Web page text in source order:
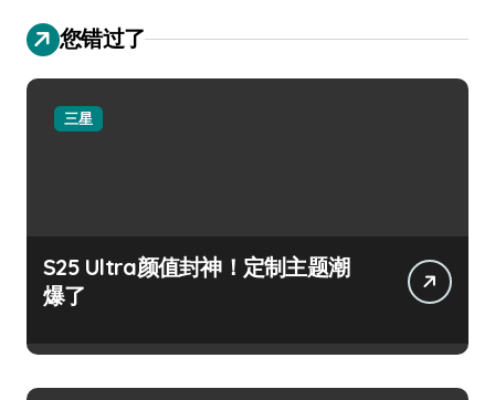
您错过了
三星
S25 Ultra颜值封神！定制主题潮
爆了